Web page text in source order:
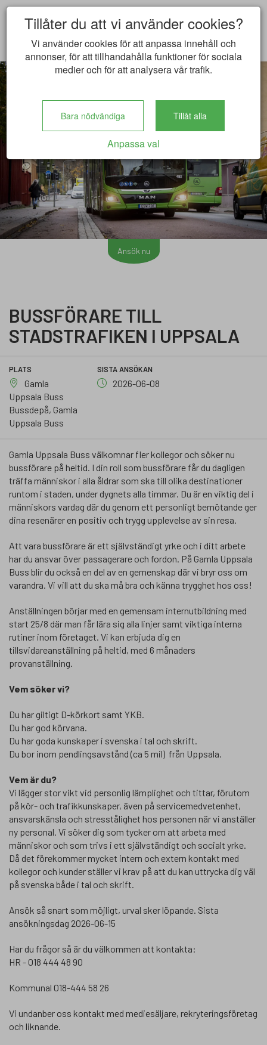
Ansök nu
BUSSFÖRARE TILL
STADSTRAFIKEN I UPPSALA
PLATS
Gamla
Uppsala Buss
Bussdepå, Gamla
Uppsala Buss
SISTA ANSÖKAN
2026-06-08
Gamla Uppsala Buss välkomnar fler kollegor och söker nu
bussförare på heltid. I din roll som bussförare får du dagligen
träffa människor i alla åldrar som ska till olika destinationer
runtom i staden, under dygnets alla timmar. Du är en viktig del i
människors vardag där du genom ett personligt bemötande ger
dina resenärer en positiv och trygg upplevelse av sin resa.
Att vara bussförare är ett självständigt yrke och i ditt arbete
har du ansvar över passagerare och fordon. På Gamla Uppsala
Buss blir du också en del av en gemenskap där vi bryr oss om
varandra. Vi vill att du ska må bra och känna trygghet hos oss!
Anställningen börjar med en gemensam internutbildning med
start 25/8 där man får lära sig alla linjer samt viktiga interna
rutiner inom företaget. Vi kan erbjuda dig en
tillsvidareanställning på heltid, med 6 månaders
provanställning.
Vem söker vi?
Du har giltigt D-körkort samt YKB.
Du har god körvana.
Du har goda kunskaper i svenska i tal och skrift.
Du bor inom pendlingsavstånd (ca 5 mil) från Uppsala.
Vem är du?
Vi lägger stor vikt vid personlig lämplighet och tittar, förutom
på kör- och trafikkunskaper, även på servicemedvetenhet,
ansvarskänsla och stresstålighet hos personen när vi anställer
ny personal. Vi söker dig som tycker om att arbeta med
människor och som trivs i ett självständigt och socialt yrke.
Då det förekommer mycket intern och extern kontakt med
kollegor och kunder ställer vi krav på att du kan uttrycka dig väl
på svenska både i tal och skrift.
Ansök så snart som möjligt, urval sker löpande. Sista
ansökningsdag 2026-06-15
Har du frågor så är du välkommen att kontakta:
HR - 018 444 48 90
Kommunal 018-444 58 26
Vi undanber oss kontakt med mediesäljare, rekryteringsföretag
och liknande.
Tillåter du att vi använder cookies?
Vi använder cookies för att anpassa innehåll och
annonser, för att tillhandahålla funktioner för sociala
medier och för att analysera vår trafik.
Bara nödvändiga Tillåt alla
Anpassa val